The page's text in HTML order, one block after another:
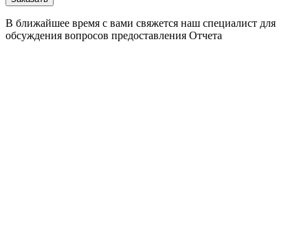
В ближайшее время с вами свяжется наш специалист для
обсуждения вопросов предоставления Отчета